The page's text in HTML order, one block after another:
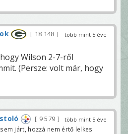
több mint 5 éve
18 148
Wilson 2-7-ről
(Persze: volt már, hogy
több mint 5 éve
9 579
járt, hozzá nem értő lelkes